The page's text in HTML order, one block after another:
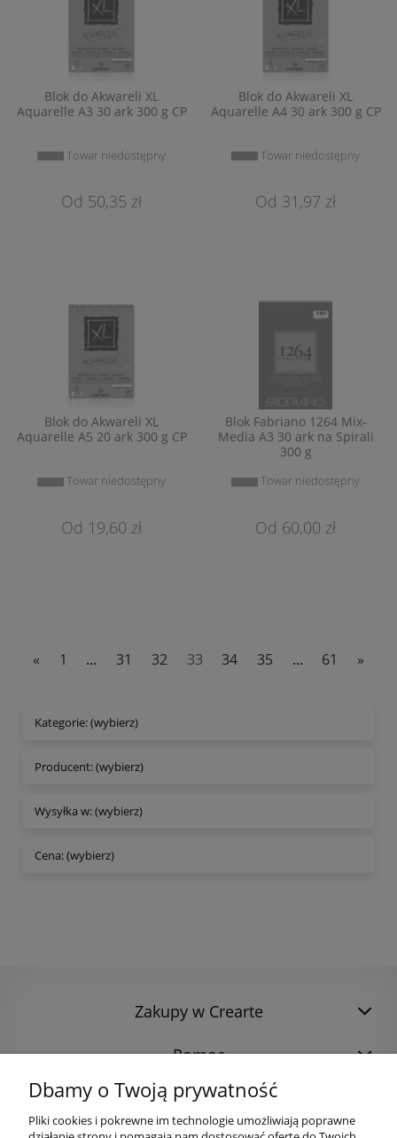
Blok do Akwareli XL
Aquarelle A3 30 ark 300 g CP
Towar niedostępny
50,35 zł
Blok do Akwareli XL
Aquarelle A4 30 ark 300 g CP
Towar niedostępny
31,97 zł
Blok do Akwareli XL
Aquarelle A5 20 ark 300 g CP
Towar niedostępny
19,60 zł
Blok Fabriano 1264 Mix-
Media A3 30 ark na Spirali
300 g
Towar niedostępny
60,00 zł
« 1 ... 31 32 33 34 35 ... 61 »
Kategorie: (wybierz)
Producent: (wybierz)
Wysyłka w: (wybierz)
Cena: (wybierz)
Zakupy w Crearte
Pomoc
Dbamy o Twoją prywatność
Pliki cookies i pokrewne im technologie umożliwiają poprawne